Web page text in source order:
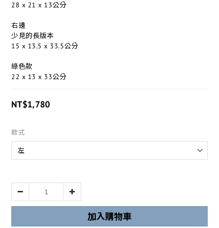
28 x 21 x 13公分
右邊
少見的長版本
15 x 13.5 x 33.5公分
綠色款
22 x 13 x 33公分
NT$1,780
款式
加入購物車